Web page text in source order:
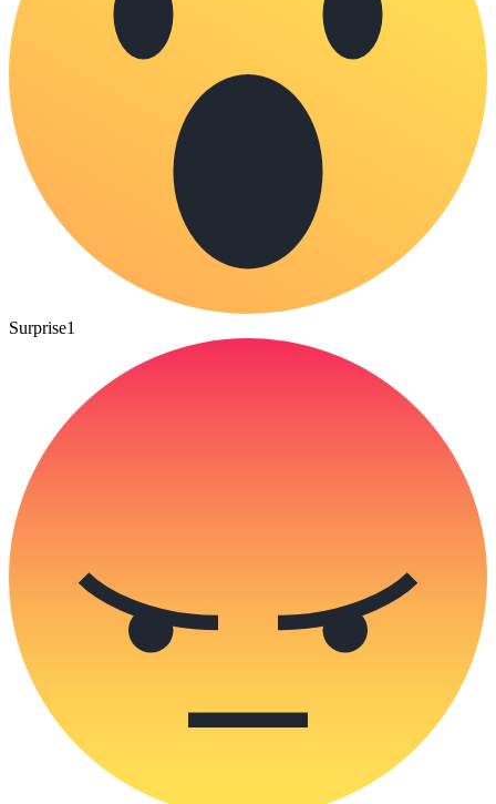
Surprise1